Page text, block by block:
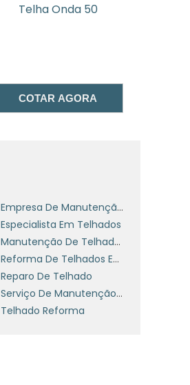
Telha Onda 50
COTAR AGORA
Empresa De Manutenção De Telhados Industriais
Especialista Em Telhados
Manutenção De Telhados Industriais Sp
Reforma De Telhados Em Sp
Reparo De Telhado
Serviço De Manutenção De Telhado
Telhado Reforma